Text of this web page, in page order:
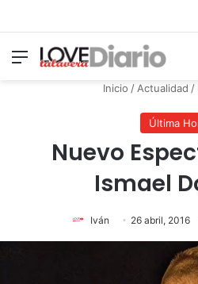
Menú
Inicio /Actualidad /
Última
Nuevo
Ismael
Iván 26 abril, 2016